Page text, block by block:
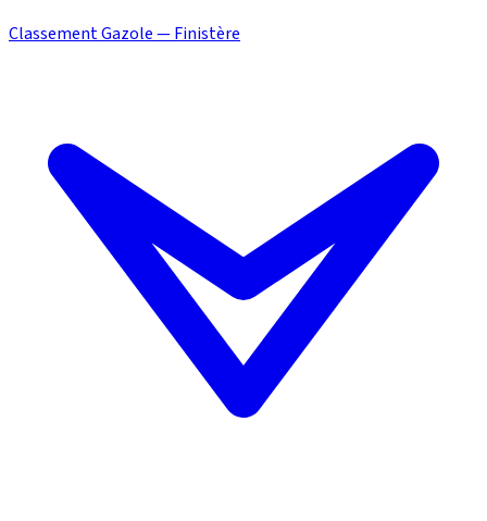
Classement Gazole — Finistère